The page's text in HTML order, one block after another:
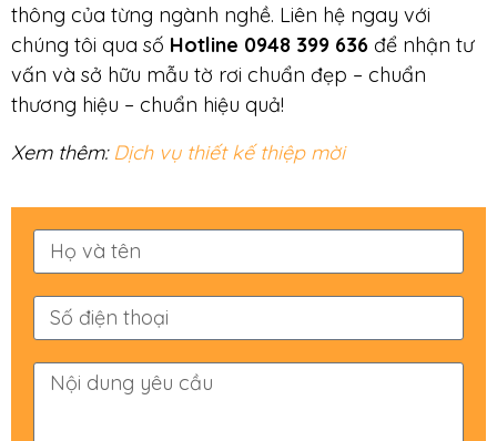
thông của từng ngành nghề. Liên hệ ngay với
chúng tôi qua số Hotline 0948 399 636 để nhận tư
vấn và sở hữu mẫu tờ rơi chuẩn đẹp – chuẩn
thương hiệu – chuẩn hiệu quả!
Xem thêm:Dịch vụ thiết kế thiệp mời